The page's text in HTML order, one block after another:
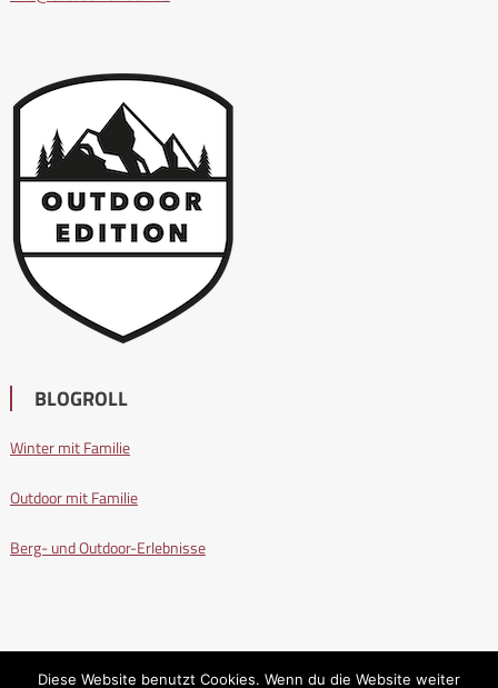
BLOGROLL
Winter mit Familie
Outdoor mit Familie
Berg- und Outdoor-Erlebnisse
Diese Website benutzt Cookies. Wenn du die Website weiter